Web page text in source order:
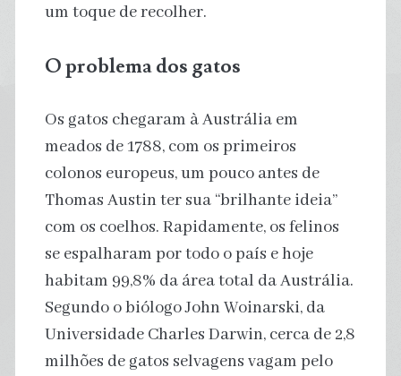
um toque de recolher.
O problema dos gatos
Os gatos chegaram à Austrália em
meados de 1788, com os primeiros
colonos europeus, um pouco antes de
Thomas Austin ter sua “brilhante ideia”
com os coelhos. Rapidamente, os felinos
se espalharam por todo o país e hoje
habitam 99,8% da área total da Austrália.
Segundo o biólogo John Woinarski, da
Universidade Charles Darwin, cerca de 2,8
milhões de gatos selvagens vagam pelo